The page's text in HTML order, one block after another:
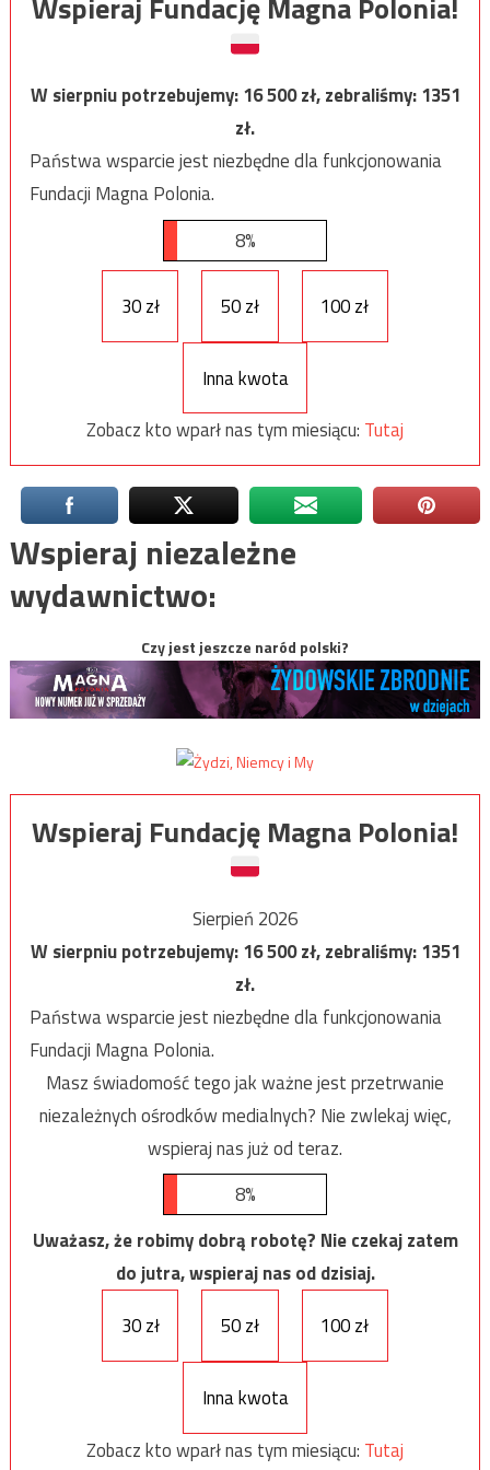
W sierpniu potrzebujemy:16 500zł, zebraliśmy:1351
zł.
Państwa wsparcie jest niezbędne dla funkcjonowania
Fundacji Magna Polonia.
8%
30 zł 50 zł 100 zł
Inna kwota
Zobacz kto wparł nas tym miesiącu: Tutaj
Wspieraj niezależne
wydawnictwo:
Czy jest jeszcze naród polski?
Wspieraj Fundację Magna Polonia!
Sierpień 2026
W sierpniu potrzebujemy:16 500zł, zebraliśmy:1351
zł.
Państwa wsparcie jest niezbędne dla funkcjonowania
Fundacji Magna Polonia.
Masz świadomość tego jak ważne jest przetrwanie
niezależnych ośrodków medialnych? Nie zwlekaj więc,
wspieraj nas już od teraz.
8%
Uważasz, że robimy dobrą robotę? Nie czekaj zatem
do jutra, wspieraj nas od dzisiaj.
30 zł
50 zł 100 zł
Inna kwota
Zobacz kto wparł nas tym miesiącu: Tutaj